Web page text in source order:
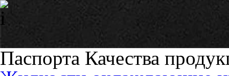
Паспорта Качества